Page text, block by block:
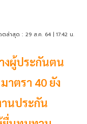
ตล่าสุด : 29 ส.ค. 64 | 17:42 น.
งผู้ประกันตน
าตรา 40 ยัง
านประกัน